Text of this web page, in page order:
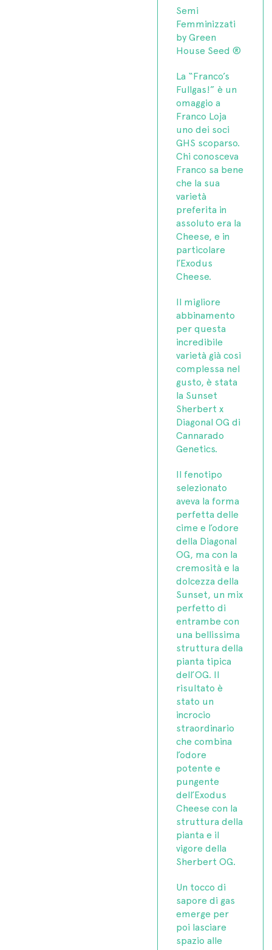
Semi
Femminizzati
by Green
House Seed ®
La “Franco’s
Fullgas!” è un
omaggio a
Franco Loja
uno dei soci
GHS scoparso.
Chi conosceva
Franco sa bene
che la sua
varietà
preferita in
assoluto era la
Cheese, e in
particolare
l’Exodus
Cheese.
Il migliore
abbinamento
per questa
incredibile
varietà già così
complessa nel
gusto, è stata
la Sunset
Sherbert x
Diagonal OG di
Cannarado
Genetics.
Il fenotipo
selezionato
aveva la forma
perfetta delle
cime e l’odore
della Diagonal
OG, ma con la
cremosità e la
dolcezza della
Sunset, un mix
perfetto di
entrambe con
una bellissima
struttura della
pianta tipica
dell’OG. Il
risultato è
stato un
incrocio
straordinario
che combina
l’odore
potente e
pungente
dell’Exodus
Cheese con la
struttura della
pianta e il
vigore della
Sherbert OG.
Un tocco di
sapore di gas
emerge per
poi lasciare
spazio alle